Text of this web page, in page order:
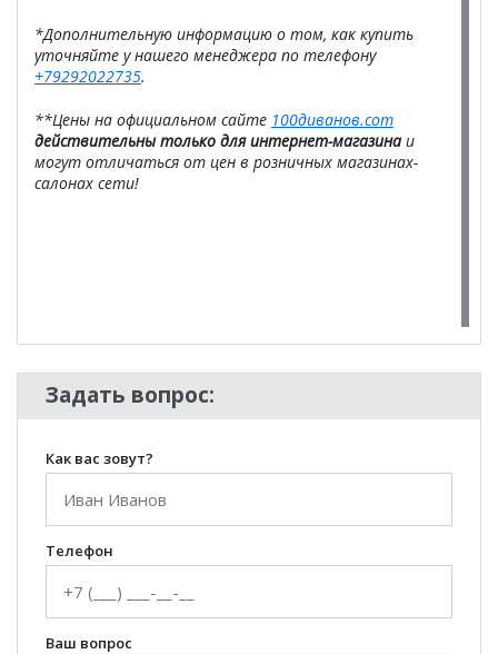
*Дополнительную информацию о том, как купить
уточняйте у нашего менеджера по телефону
+79292022735.
**Цены на официальном сайте 100диванов.com
действительны только для интернет-магазинаи
могут отличаться от цен в розничных магазинах-
салонах сети!
Задать вопрос:
Как вас зовут?
Телефон
Ваш вопрос